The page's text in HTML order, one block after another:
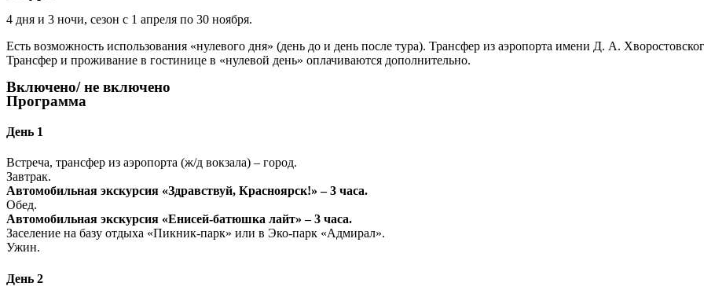
4 дня и 3 ночи, сезон с 1 апреля по 30 ноября.
Есть возможность использования «нулевого дня» (день до и день после тура). Трансфер из аэропорта имени Д. А.
Трансфер и проживание в гостинице в «нулевой день» оплачиваются дополнительно.
Включено/ не включено
Программа
День 1
Встреча, трансфер из аэропорта (ж/д вокзала) – город.
Завтрак.
Автомобильная экскурсия «Здравствуй, Красноярск!» – 3 часа.
Обед.
Автомобильная экскурсия «Енисей-батюшка лайт» – 3 часа.
Заселение на базу отдыха «Пикник-парк» или в Эко-парк «Адмирал».
Ужин.
День 2